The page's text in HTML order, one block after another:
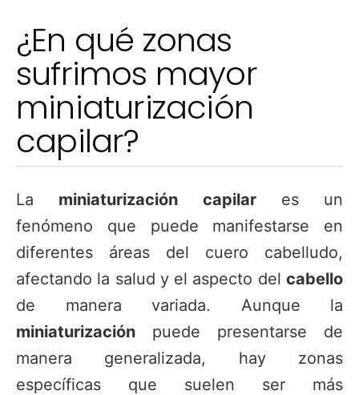
¿En qué zonas
sufrimos mayor
miniaturización
capilar?
La miniaturización capilares un
fenómeno que puede manifestarse en
diferentes áreas del cuero cabelludo,
afectando la salud y el aspecto del cabello
de manera variada. Aunque la
miniaturización puede presentarse de
manera generalizada, hay zonas
específicas que suelen ser más